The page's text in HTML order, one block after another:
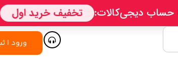
ورود |